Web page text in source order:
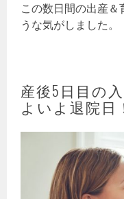
この数日間の出産＆
うな気がしました。
産後5日目の
よいよ退院日